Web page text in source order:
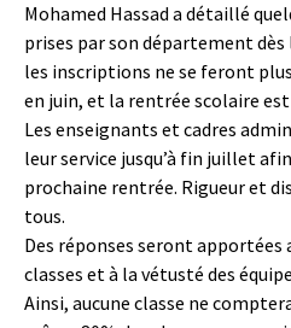
Mohamed Hassad a détaillé
prises par son département
les inscriptions ne se feront
en juin, et la rentrée scolaire
Les enseignants et cadres
leur service jusqu’à fin juillet
prochaine rentrée. Rigueur et
tous.
Des réponses seront apportées
classes et à la vétusté des
Ainsi, aucune classe ne